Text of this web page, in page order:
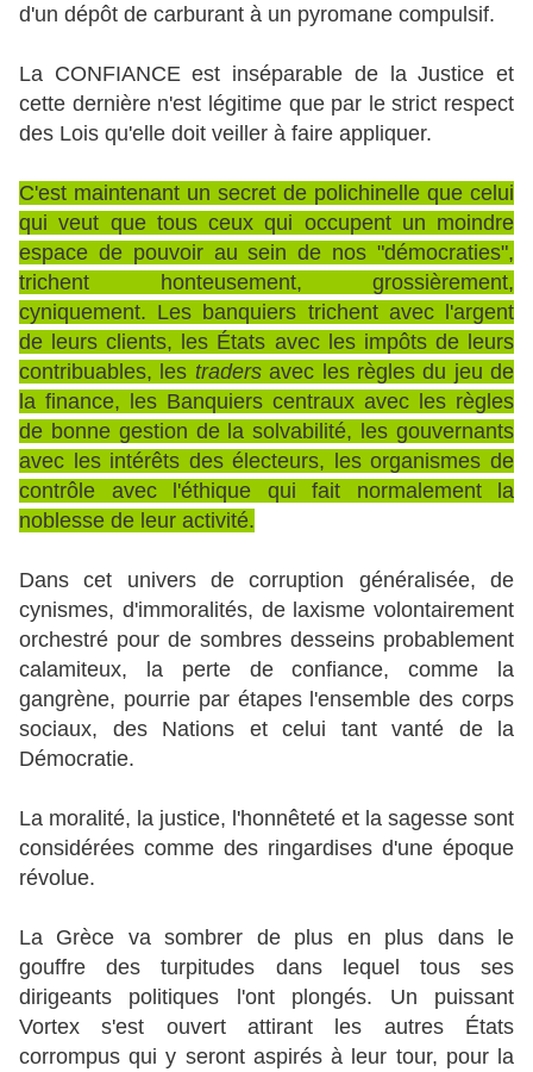
d'un dépôt de carburant à un pyromane compulsif.
La CONFIANCE est inséparable de la Justice et
cette dernière n'est légitime que par le strict respect
des Lois qu'elle doit veiller à faire appliquer.
C'est maintenant un secret de polichinelle que celui
qui veut que tous ceux qui occupent un moindre
espace de pouvoir au sein de nos "démocraties",
trichent honteusement, grossièrement,
cyniquement. Les banquiers trichent avec l'argent
de leurs clients, les États avec les impôts de leurs
contribuables, les tradersavec les règles du jeu de
la finance, les Banquiers centraux avec les règles
de bonne gestion de la solvabilité, les gouvernants
avec les intérêts des électeurs, les organismes de
contrôle avec l'éthique qui fait normalement la
noblesse de leur activité.
Dans cet univers de corruption généralisée, de
cynismes, d'immoralités, de laxisme volontairement
orchestré pour de sombres desseins probablement
calamiteux, la perte de confiance, comme la
gangrène, pourrie par étapes l'ensemble des corps
sociaux, des Nations et celui tant vanté de la
Démocratie.
La moralité, la justice, l'honnêteté et la sagesse sont
considérées comme des ringardises d'une époque
révolue.
La Grèce va sombrer de plus en plus dans le
gouffre des turpitudes dans lequel tous ses
dirigeants politiques l'ont plongés. Un puissant
Vortex s'est ouvert attirant les autres États
corrompus qui y seront aspirés à leur tour, pour la